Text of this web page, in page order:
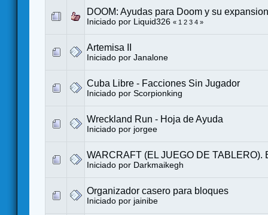
DOOM: Ayudas para Doom y su
Iniciado por Liquid326 « 1 2 3 4 »
Artemisa II
Iniciado por Janalone
Cuba Libre - Facciones Sin Jugador
Iniciado por Scorpionking
Wreckland Run - Hoja de Ayuda
Iniciado por jorgee
WARCRAFT (EL JUEGO DE TABLERO).
Iniciado por Darkmaikegh
Organizador casero para bloques
Iniciado por jainibe